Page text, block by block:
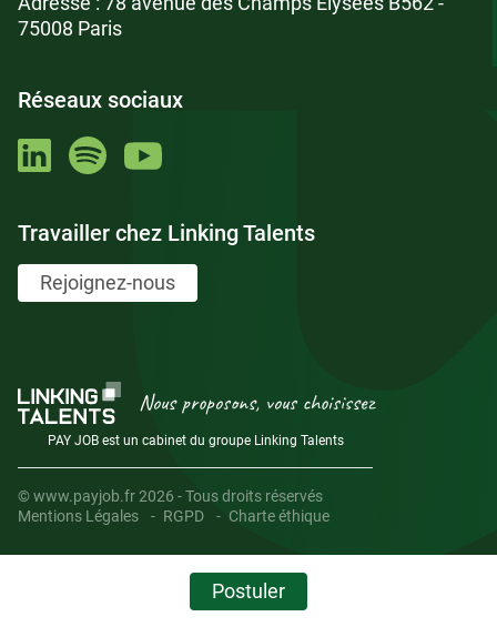
75008 Paris
Réseaux sociaux
Travailler chez Linking Talents
Rejoignez-nous
Nous proposons, vous choisissez
PAY JOB est un cabinet du groupe Linking Talents
© www.payjob.fr 2026 - Tous droits réservés
Mentions Légales
RGPD Charte éthique
Postuler